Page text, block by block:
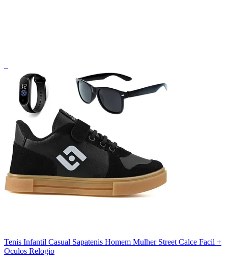
Tenis Infantil Casual Sapatenis Homem Mulher Street Calce Facil +
Oculos Relogio